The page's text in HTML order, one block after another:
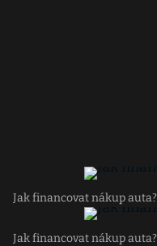
Jak financovat nákup auta?
Jak financovat nákup auta?